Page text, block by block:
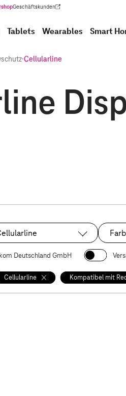
Geschäftskunden
(Wird in einem neuen Tab geöffnet)
Tablets Wearables Smart
·Cellularline
Deutschland GmbH
Cellularline Kompatibel mit